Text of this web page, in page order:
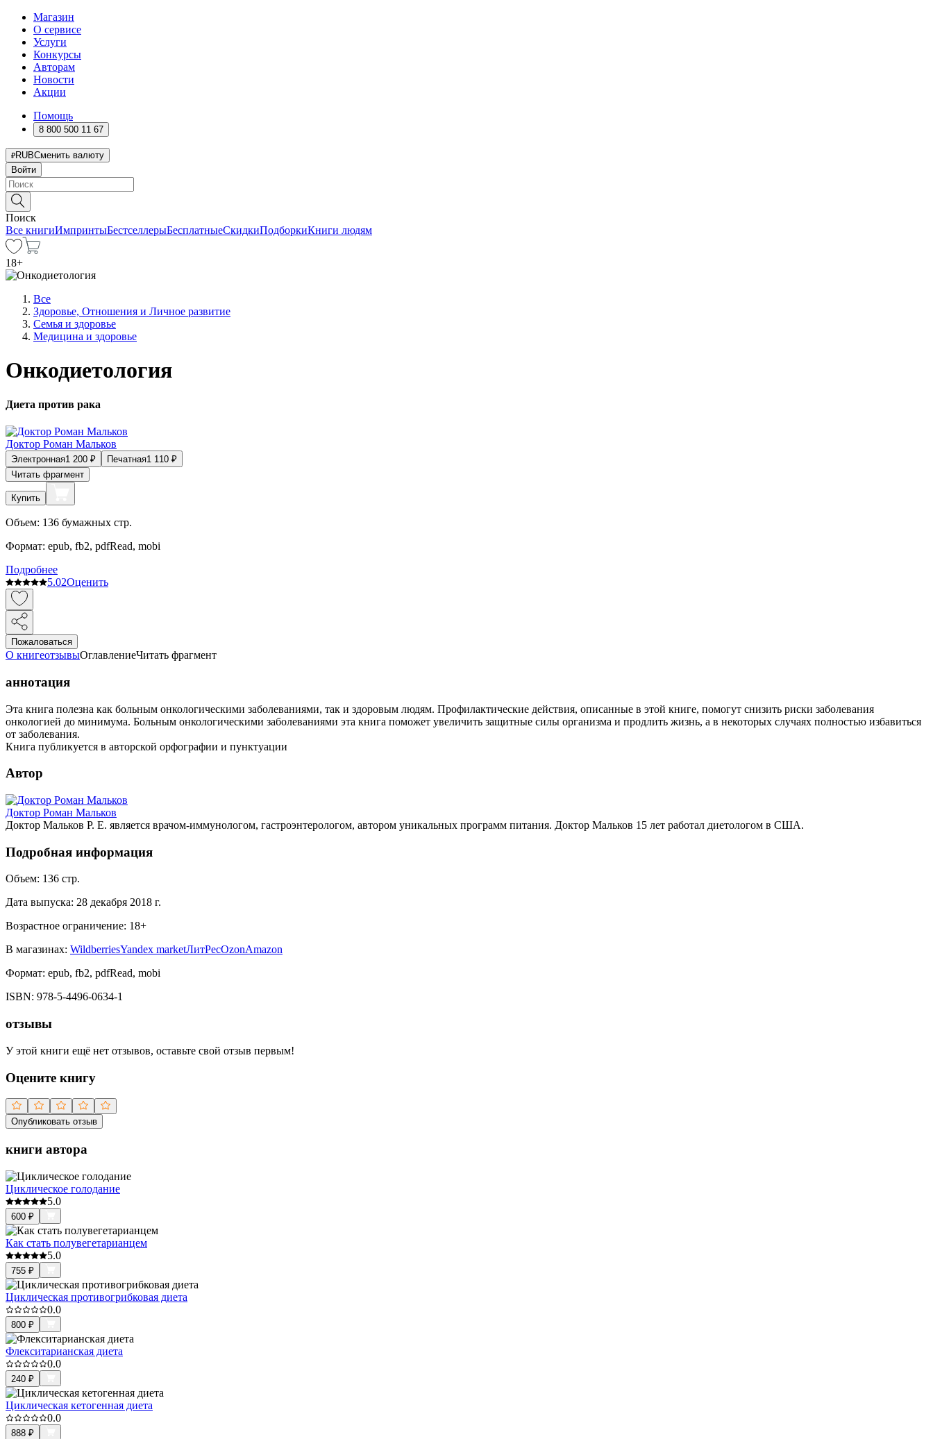
Магазин
О сервисе
Услуги
Конкурсы
Авторам
Новости
Акции
Помощь
8 800 500 11 67
RUBСменить валюту
Войти
Поиск
Все книгиИмпринтыБестселлерыБесплатныеСкидкиПодборкиКниги людям
18+
Все
Здоровье, Отношения и Личное развитие
Семья и здоровье
Медицина и здоровье
Онкодиетология
Диета против рака
Доктор Роман Мальков
Электронная1 200 ₽ Печатная1 110 ₽
Читать фрагмент
Купить
Объем: 136 бумажных стр.
Формат: epub, fb2, pdfRead, mobi
Подробнее
5.02Оценить
Пожаловаться
О книгеотзывыОглавлениеЧитать фрагмент
аннотация
Эта книга полезна как больным онкологическими заболеваниями, так и здоровым людям. Профилактические действия, описанные в этой книге, помогут снизить риски заболевания
онкологией до минимума. Больным онкологическими заболеваниями эта книга поможет увеличить защитные силы организма и продлить жизнь, а в некоторых случаях полностью избавиться
от заболевания.
Книга публикуется в авторской орфографии и пунктуации
Автор
Доктор Роман Мальков
Доктор Мальков Р. Е. является врачом-иммунологом, гастроэнтерологом, автором уникальных программ питания. Доктор Мальков 15 лет работал диетологом в США.
Подробная информация
Объем: 136 стр.
Дата выпуска: 28 декабря 2018 г.
Возрастное ограничение: 18+
В магазинах: WildberriesYandex marketЛитРесOzonAmazon
Формат: epub, fb2, pdfRead, mobi
ISBN: 978-5-4496-0634-1
отзывы
У этой книги ещё нет отзывов, оставьте свой отзыв первым!
Оцените книгу
Опубликовать отзыв
книги автора
Циклическое голодание
5.0
600 ₽
Как стать полувегетарианцем
5.0
755 ₽
Циклическая противогрибковая диета
0.0
800 ₽
Флекситарианская диета
0.0
240 ₽
Циклическая кетогенная диета
0.0
888 ₽